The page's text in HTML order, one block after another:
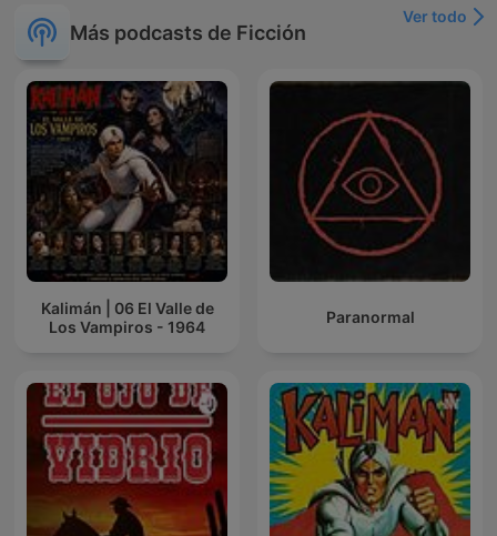
Más podcasts de Ficción
Ver todo
Kalimán | 06 El Valle de
Los Vampiros - 1964
Paranormal